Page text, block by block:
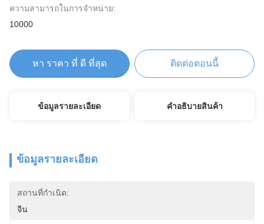
ความสามารถในการจําหน่าย:
10000
หา ราคา ที่ ดี ที่สุด ติดต่อตอนนี้
ข้อมูลรายละเอียด คําอธิบายสินค้า
ข้อมูลรายละเอียด
สถานที่กำเนิด:
จีน